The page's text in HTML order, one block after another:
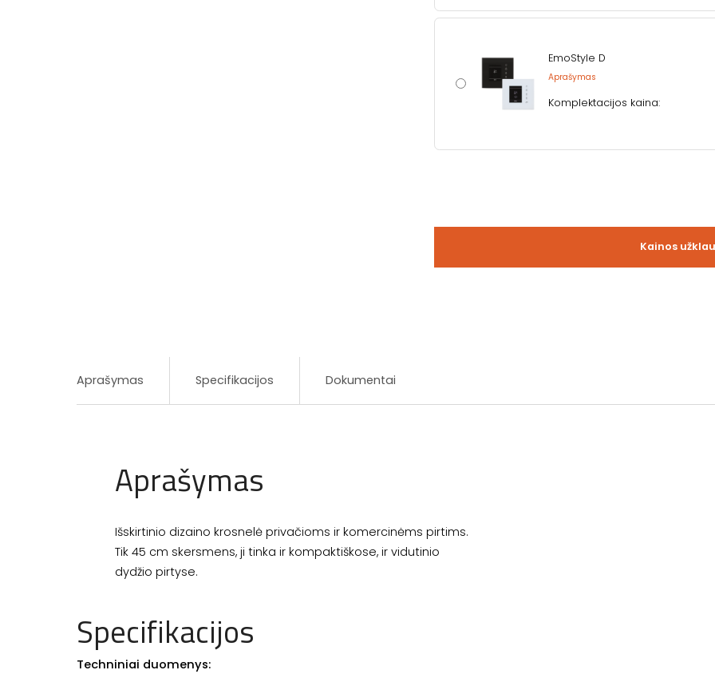
EmoStyle D
Aprašymas
Komplektacijos kaina:
Kainos
Aprašymas Specifikacijos Dokumentai
Aprašymas
Išskirtinio dizaino krosnelė privačioms ir komercinėms pirtims.
Tik 45 cm skersmens, ji tinka ir kompaktiškose, ir vidutinio
dydžio pirtyse.
Specifikacijos
Techniniai duomenys: